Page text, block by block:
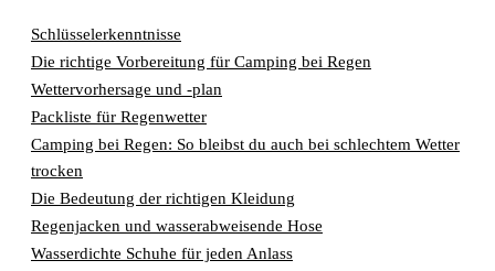
Schlüsselerkenntnisse
Die richtige Vorbereitung für Camping bei Regen
Wettervorhersage und -plan
Packliste für Regenwetter
Camping bei Regen: So bleibst du auch bei schlechtem Wetter
trocken
Die Bedeutung der richtigen Kleidung
Regenjacken und wasserabweisende Hose
Wasserdichte Schuhe für jeden Anlass